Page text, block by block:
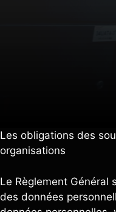
Les obligations des
organisations
Le Règlement Général
des données